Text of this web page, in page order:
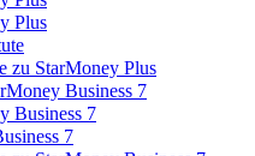
Plus
zu StarMoney Plus
Business 7
Business 7
7